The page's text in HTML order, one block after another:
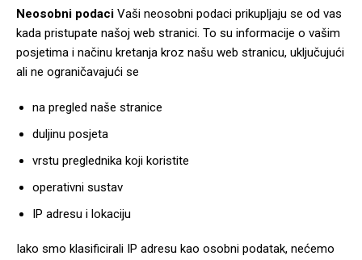
Neosobni podaci Vaši neosobni podaci prikupljaju se od vas
kada pristupate našoj web stranici. To su informacije o vašim
posjetima i načinu kretanja kroz našu web stranicu, uključujući
ali ne ograničavajući se
na pregled naše stranice
duljinu posjeta
vrstu preglednika koji koristite
operativni sustav
IP adresu i lokaciju
Iako smo klasificirali IP adresu kao osobni podatak, nećemo